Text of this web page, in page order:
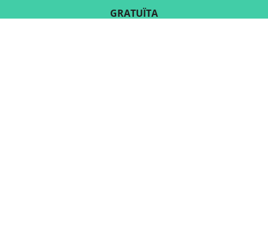
GRATUÏTA